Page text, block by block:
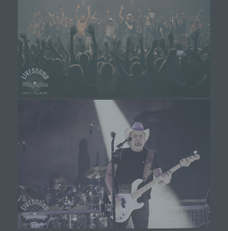
ist in allen gängigen Internetbrowsern möglich.
Deaktiviert die betroffene Person die Setzung von
Cookies in dem genutzten Internetbrowser, sind
unter Umständen nicht alle Funktionen unserer
Internetseite vollumfänglich nutzbar.
Erfassung von allgemeinen Daten und
Informationen
Die Internetseite erfasst mit jedem Aufruf der
Internetseite durch eine betroffene Person oder ein
automatisiertes System eine Reihe von allgemeinen
Daten und Informationen. Diese allgemeinen Daten und
Informationen werden in den Logfiles des Servers
gespeichert. Erfasst werden können die (1)
verwendeten Browsertypen und Versionen, (2) das
vom zugreifenden System verwendete
Betriebssystem, (3) die Internetseite, von welcher ein
zugreifendes System auf unsere Internetseite gelangt
(sogenannte Referrer), (4) die Unterwebseiten, welche
über ein zugreifendes System auf unserer Internetseite
angesteuert werden, (5) das Datum und die Uhrzeit
eines Zugriffs auf die Internetseite, (6) eine Internet-
Protokoll-Adresse (IP-Adresse), (7) der Internet-
Service-Provider des zugreifenden Systems und (8)